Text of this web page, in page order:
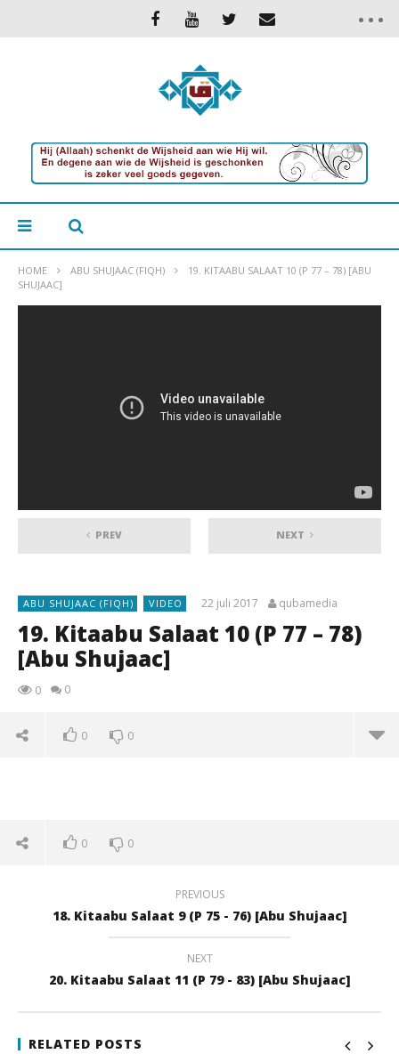
HOME ABU SHUJAAC (FIQH)
19. KITAABU SALAAT 10 (P 77 – 78) [ABU
SHUJAAC]
PREV NEXT
ABU SHUJAAC (FIQH) VIDEO 22 juli 2017 qubamedia
19. Kitaabu Salaat 10 (P 77 – 78)
[Abu Shujaac]
0 0
0 0
19. Kitaabu Salaat 10 (P 77 – 78) [Abu Shujaac]
0 0
PREVIOUS
18. Kitaabu Salaat 9 (P 75 - 76) [Abu Shujaac]
NEXT
20. Kitaabu Salaat 11 (P 79 - 83) [Abu Shujaac]
RELATED POSTS